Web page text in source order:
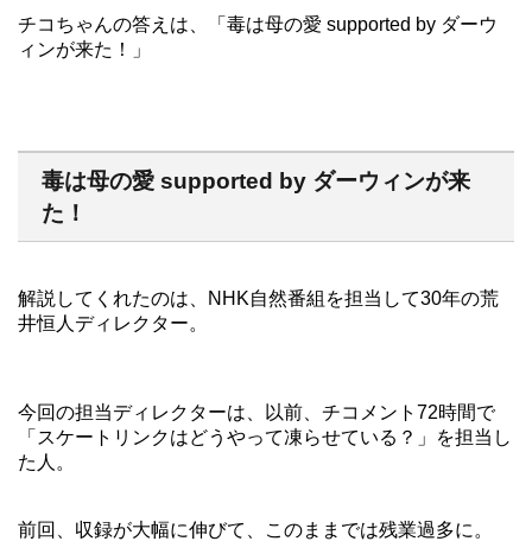
チコちゃんの答えは、「毒は母の愛 supported by ダーウ
ィンが来た！」
毒は母の愛 supported by ダーウィンが来
た！
解説してくれたのは、NHK自然番組を担当して30年の荒
井恒人ディレクター。
今回の担当ディレクターは、以前、チコメント72時間で
「スケートリンクはどうやって凍らせている？」を担当し
た人。
前回、収録が大幅に伸びて、このままでは残業過多に。